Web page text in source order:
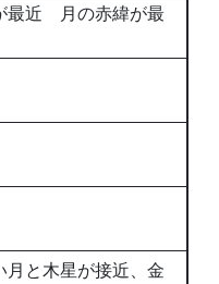
最近 月の赤緯が最
月と木星が接近、金